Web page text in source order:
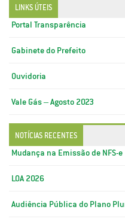
LINKS ÚTEIS
Portal Transparência
Gabinete do Prefeito
Ouvidoria
Vale Gás – Agosto 2023
NOTÍCIAS RECENTES
Mudança na Emissão de NFS-e
LOA 2026
Audiência Pública do Plano